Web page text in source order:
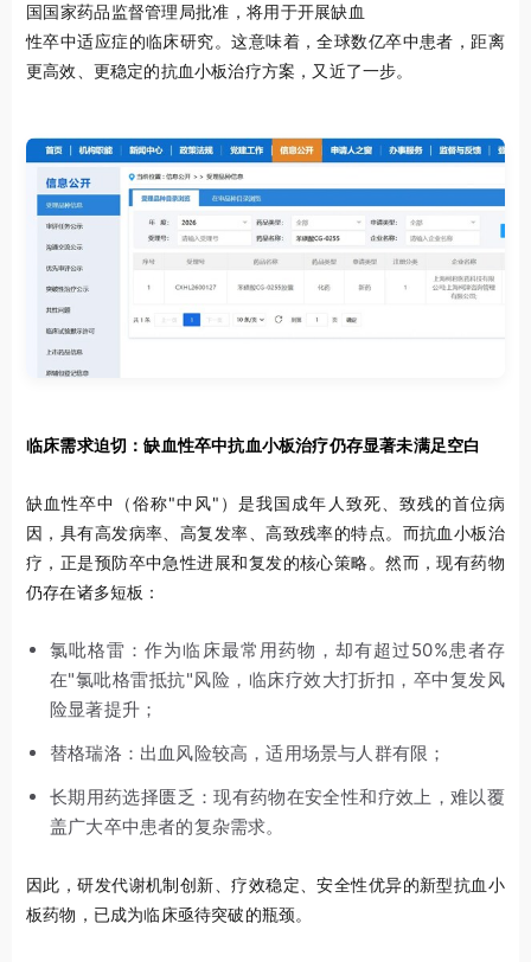
国国家药品监督管理局批准，将用于开展缺血
性卒中适应症的临床研究。这意味着，全球数亿卒中患者，距离
更高效、更稳定的抗血小板治疗方案，又近了一步。
临床需求迫切：缺血性卒中抗血小板治疗仍存显著未满足空白
缺血性卒中（俗称"中风"）是我国成年人致死、 致残的首位病
因 ，具有高发病率、高复发率、高致残率的特点。而抗血小板治
疗，正是预防卒中急性进展和复发的核心策略。然而，现有药物
仍存在诸多短板：
氯吡格雷：作为临床最常用药物，却有超过50%患者存
在"氯吡格雷抵抗"风险，临床疗效大打折扣，卒中复发风
险显著提升；
替格瑞洛：出血风险较高，适用场景与人群有限；
长期用药选择匮乏：现有药物在安全性和疗效上，难以覆
盖广大卒中患者的复杂需求。
因此，研发代谢机制创新、疗效稳定、安全性优异的新型抗血小
板药物，已成为临床亟待突破的瓶颈。